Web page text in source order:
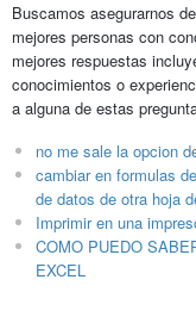
Buscamos asegurarnos
mejores personas con
mejores respuestas
conocimientos o
a alguna de estas
no me sale la opcion
cambiar en formulas
de datos de otra hoja
Imprimir en una
COMO PUEDO
EXCEL